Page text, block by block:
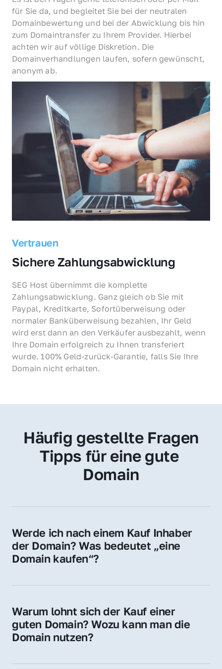
für Sie da, und begleitet Sie bei der neutralen
Domainbewertung und bei der Abwicklung bis hin
zum Domaintransfer zu Ihrem Provider. Hierbei
achten wir auf völlige Diskretion. Die
Domainverhandlungen laufen, sofern gewünscht,
anonym ab.
Vertrauen
Sichere Zahlungsabwicklung
SEG Host übernimmt die komplette
Zahlungsabwicklung. Ganz gleich ob Sie mit
Paypal, Kreditkarte, Sofortüberweisung oder
normaler Banküberweisung bezahlen, Ihr Geld
wird erst dann an den Verkäufer ausbezahlt, wenn
Ihre Domain erfolgreich zu Ihnen transferiert
wurde. 100% Geld-zurück-Garantie, falls Sie Ihre
Domain nicht erhalten.
Häufig gestellte Fragen
Tipps für eine gute
Domain
Werde ich nach einem Kauf Inhaber
der Domain? Was bedeutet „eine
Domain kaufen“?
Sie erhalten alle Rechte zur Nutzung,
Domain.
Warum lohnt sich der Kauf einer
guten Domain? Wozu kann man die
Domain nutzen?